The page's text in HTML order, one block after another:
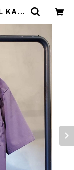
KAIK